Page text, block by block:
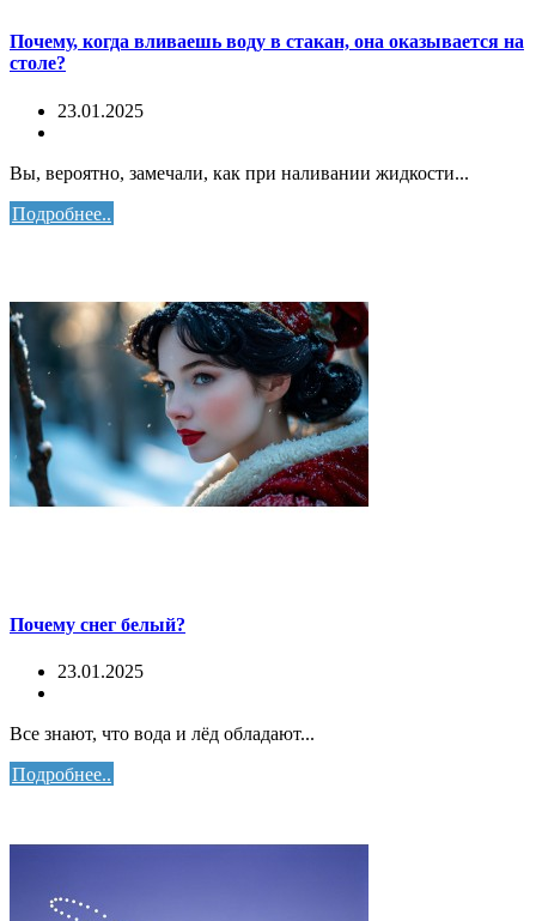
Почему, когда вливаешь воду в стакан, она оказывается на
столе?
23.01.2025
Вы, вероятно, замечали, как при наливании жидкости...
Подробнее..
Почему снег белый?
23.01.2025
Все знают, что вода и лёд обладают...
Подробнее..